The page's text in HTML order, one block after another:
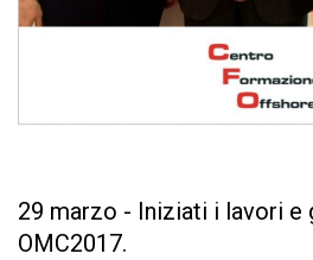
29 marzo - Iniziati i lavori e
OMC2017.